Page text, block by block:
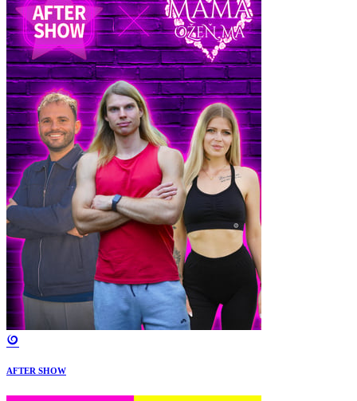
AFTER SHOW